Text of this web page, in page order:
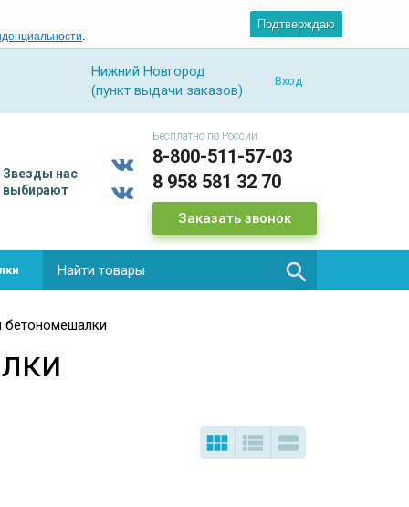
.
Подтверждаю
Нижний Новгород
(пункт выдачи заказов)
Вход
Звезды нас
выбирают
Бесплатно по России
8-800-511-57-03
8 958 581 32 70
Заказать звонок

бетономешалки
  